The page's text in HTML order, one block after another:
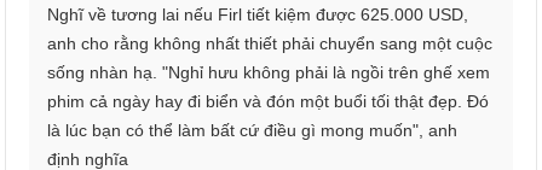
Nghĩ về tương lai nếu Firl tiết kiệm được 625.000 USD,
anh cho rằng không nhất thiết phải chuyển sang một cuộc
sống nhàn hạ. "Nghỉ hưu không phải là ngồi trên ghế xem
phim cả ngày hay đi biển và đón một buổi tối thật đẹp. Đó
là lúc bạn có thể làm bất cứ điều gì mong muốn", anh
định nghĩa